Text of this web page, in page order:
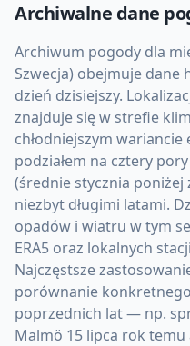
Archiwalne dane
Archiwum pogody dla
Szwecja) obejmuje dane
dzień dzisiejszy.
znajduje się w strefie
chłodniejszym
podziałem na cztery
(średnie stycznia poniżej
niezbyt długimi latami.
opadów i wiatru w tym
ERA5 oraz lokalnych
Najczęstsze
porównanie
poprzednich lat — np.
Malmö 15 lipca rok